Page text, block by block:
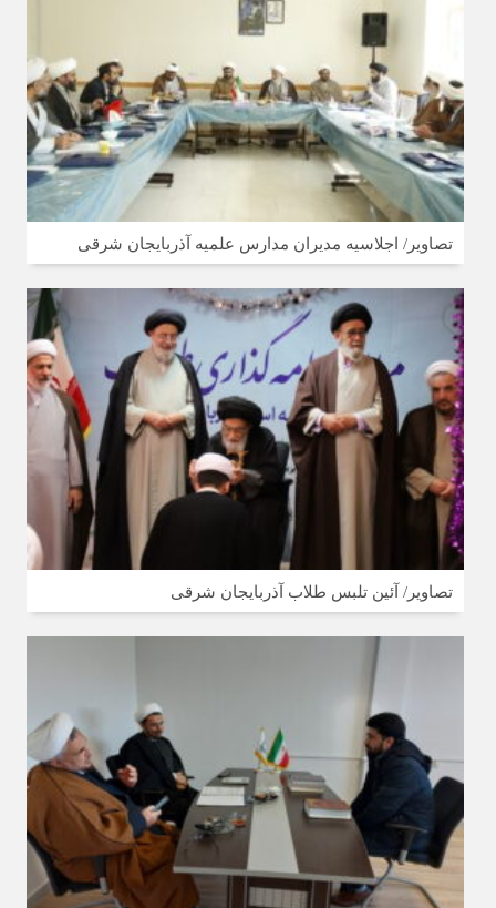
تصاویر/ اجلاسیه مدیران مدارس علمیه آذربایجان شرقی
تصاویر/ آئین تلبس طلاب آذربایجان شرقی